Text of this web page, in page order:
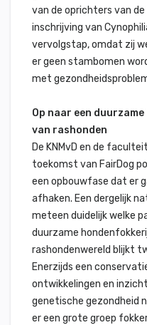
van de oprichters van de
inschrijving van
vervolgstap, omdat zij
er geen stambomen
met
Op naar een
van rashonden
De KNMvD en de
toekomst van FairDog
een opbouwfase dat er
afhaken. Een dergelijk
meteen duidelijk welke
duurzame
rashondenwereld blijkt
Enerzijds een
ontwikkelingen en
genetische gezondheid
er een grote groep